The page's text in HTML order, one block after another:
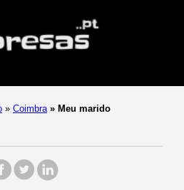
» Coimbra » Meu marido